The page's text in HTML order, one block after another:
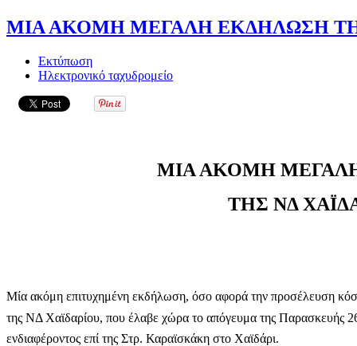
ΜΙΑ ΑΚΟΜΗ ΜΕΓΑΛΗ ΕΚΔΗΛΩΣΗ
Εκτύπωση
Ηλεκτρονικό ταχυδρομείο
ΜΙΑ ΑΚΟΜΗ
ΤΗΣ ΝΔ
Μία ακόμη επιτυχημένη εκδήλωση, όσο αφορά την προσέλευση
της ΝΔ Χαϊδαρίου, που έλαβε χώρα το απόγευμα της Παρασκευής
ενδιαφέροντος επί της Στρ. Καραϊσκάκη στο Χαϊδάρι.